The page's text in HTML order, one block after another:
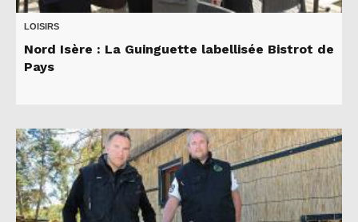
LOISIRS
Nord Isère : La Guinguette labellisée Bistrot de
Pays